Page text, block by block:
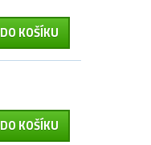
DO KOŠÍKU
DO KOŠÍKU